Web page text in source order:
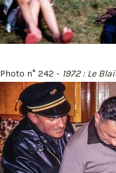
Photo n° 242 - 1972 : Le